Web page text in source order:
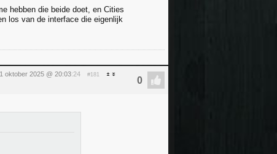
hebben die beide doet, en Cities
los van de interface die eigenlijk
oktober 2025 @ 20:03:24 #181